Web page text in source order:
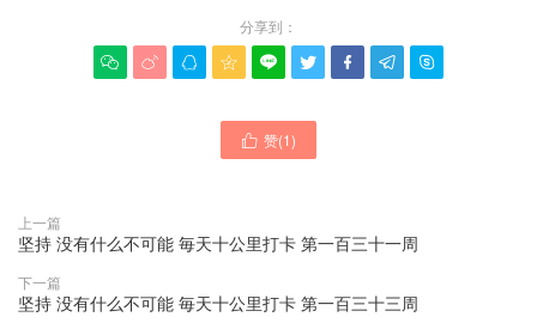
分享到：
        
 赞(1)
上一篇
坚持 没有什么不可能 毎天十公里打卡 第一百三十一周
下一篇
坚持 没有什么不可能 毎天十公里打卡 第一百三十三周